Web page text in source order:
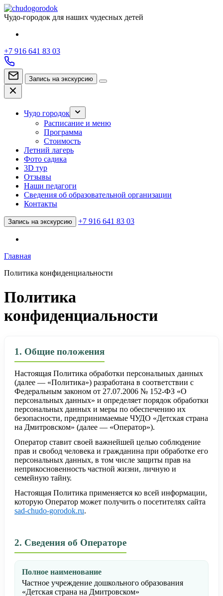
Чудо-городок для наших чудесных детей
+7 916 641 83 03
Запись на экскурсию
Чудо городок
Расписание и меню
Программа
Стоимость
Летний лагерь
Фото садика
3D тур
Отзывы
Наши педагоги
Сведения об образовательной организации
Контакты
Запись на экскурсию +7 916 641 83 03
Главная
Политика конфиденциальности
Политика
конфиденциальности
1. Общие положения
Настоящая Политика обработки персональных данных
(далее — «Политика») разработана в соответствии с
Федеральным законом от 27.07.2006 № 152-ФЗ «О
персональных данных» и определяет порядок обработки
персональных данных и меры по обеспечению их
безопасности, предпринимаемые ЧУДО «Детская страна
на Дмитровском» (далее — «Оператор»).
Оператор ставит своей важнейшей целью соблюдение
прав и свобод человека и гражданина при обработке его
персональных данных, в том числе защиты прав на
неприкосновенность частной жизни, личную и
семейную тайну.
Настоящая Политика применяется ко всей информации,
которую Оператор может получить о посетителях сайта
sad-chudo-gorodok.ru.
2. Сведения об Операторе
Полное наименование
Частное учреждение дошкольного образования
«Детская страна на Дмитровском»